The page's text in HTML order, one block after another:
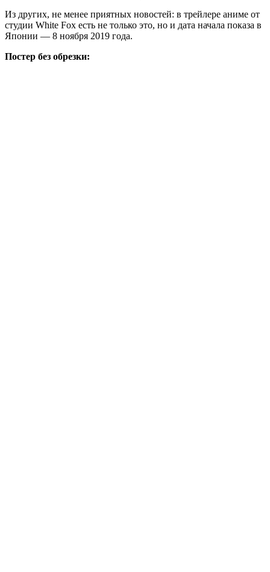
Из других, не менее приятных новостей: в трейлере аниме от
студии White Fox есть не только это, но и дата начала показа в
Японии — 8 ноября 2019 года.
Постер без обрезки: